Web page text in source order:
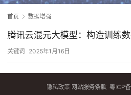
首页 数据增强
腾讯云混元大模型：构造训练
关键词 2025年1月16日
隐私政策 网站服务条款 粤ICP